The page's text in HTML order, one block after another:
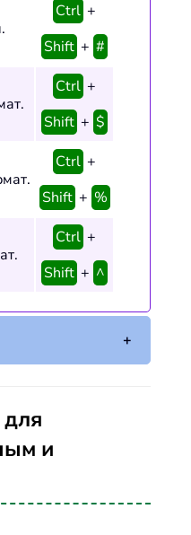
Ctrl +
Shift + #
Ctrl +
Shift + $
Ctrl +
Shift + %
Ctrl +
Shift + ^
и